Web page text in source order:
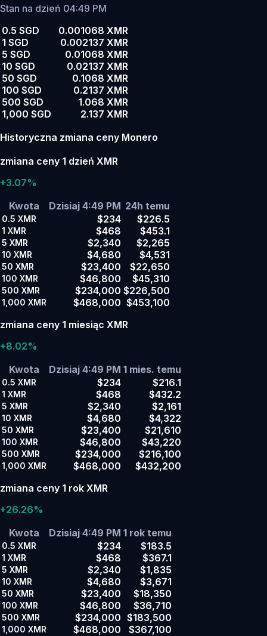
Stan na dzień 04:49 PM
0.5 SGD
0.001068 XMR
1 SGD
0.002137 XMR
5 SGD
0.01068 XMR
10 SGD
0.02137 XMR
50 SGD
0.1068 XMR
100 SGD
0.2137 XMR
500 SGD
1.068 XMR
1,000 SGD
2.137 XMR
Historyczna zmiana ceny Monero
zmiana ceny 1 dzień XMR
+3.07%
Kwota
Dzisiaj 4:49 PM 24h temu
0.5 XMR $234 $226.5
1 XMR $468 $453.1
5 XMR $2,340 $2,265
10 XMR $4,680 $4,531
50 XMR $23,400 $22,650
100 XMR $46,800 $45,310
500 XMR $234,000 $226,500
1,000 XMR $468,000 $453,100
zmiana ceny 1 miesiąc XMR
+8.02%
Kwota
Dzisiaj 4:49 PM 1 mies. temu
0.5 XMR $234 $216.1
1 XMR $468 $432.2
5 XMR $2,340 $2,161
10 XMR $4,680 $4,322
50 XMR $23,400 $21,610
100 XMR $46,800 $43,220
500 XMR $234,000 $216,100
1,000 XMR $468,000
$432,200
zmiana ceny 1 rok XMR
+26.26%
Kwota
Dzisiaj 4:49 PM 1 rok temu
0.5 XMR $234 $183.5
1 XMR $468 $367.1
5 XMR $2,340 $1,835
10 XMR $4,680 $3,671
50 XMR $23,400 $18,350
100 XMR $46,800 $36,710
500 XMR $234,000 $183,500
1,000 XMR $468,000
$367,100